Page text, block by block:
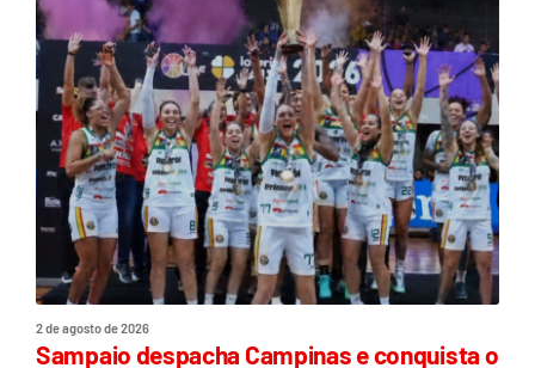
2 de agosto de 2026
Sampaio despacha Campinas e conquista o